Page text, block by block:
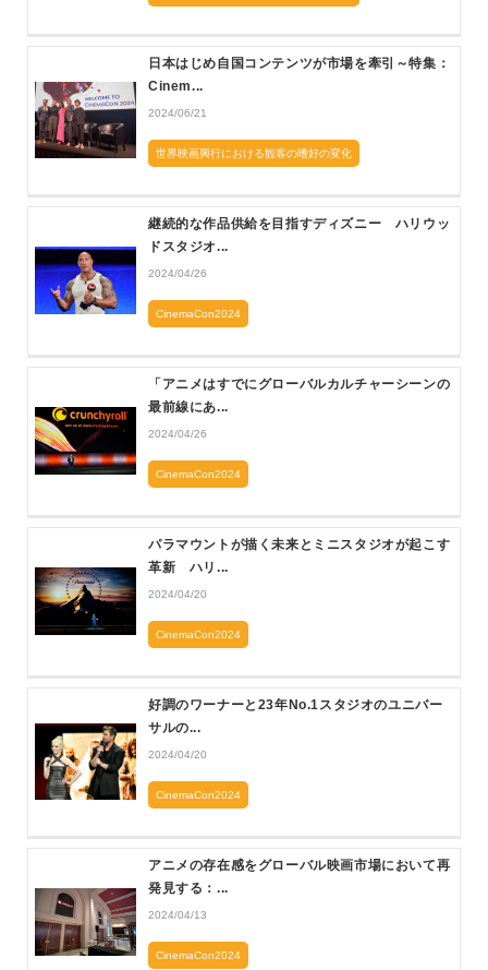
日本はじめ自国コンテンツが市場を牽引～特集：
Cinem...
2024/06/21
世界映画興行における観客の嗜好の変化
継続的な作品供給を目指すディズニー ハリウッ
ドスタジオ...
2024/04/26
CinemaCon2024
「アニメはすでにグローバルカルチャーシーンの
最前線にあ...
2024/04/26
CinemaCon2024
パラマウントが描く未来とミニスタジオが起こす
革新 ハリ...
2024/04/20
CinemaCon2024
好調のワーナーと23年No.1スタジオのユニバー
サルの...
2024/04/20
CinemaCon2024
アニメの存在感をグローバル映画市場において再
発見する：...
2024/04/13
CinemaCon2024